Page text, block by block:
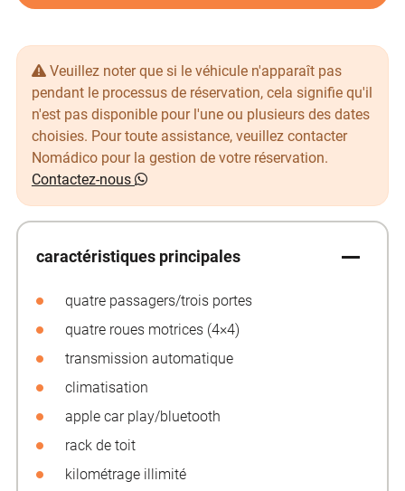
Veuillez noter que si le véhicule n'apparaît pas
pendant le processus de réservation, cela signifie qu'il
n'est pas disponible pour l'une ou plusieurs des dates
choisies. Pour toute assistance, veuillez contacter
Nomádico pour la gestion de votre réservation.
Contactez-nous
caractéristiques principales
quatre passagers/trois portes
quatre roues motrices (4×4)
transmission automatique
climatisation
apple car play/bluetooth
rack de toit
kilométrage illimité